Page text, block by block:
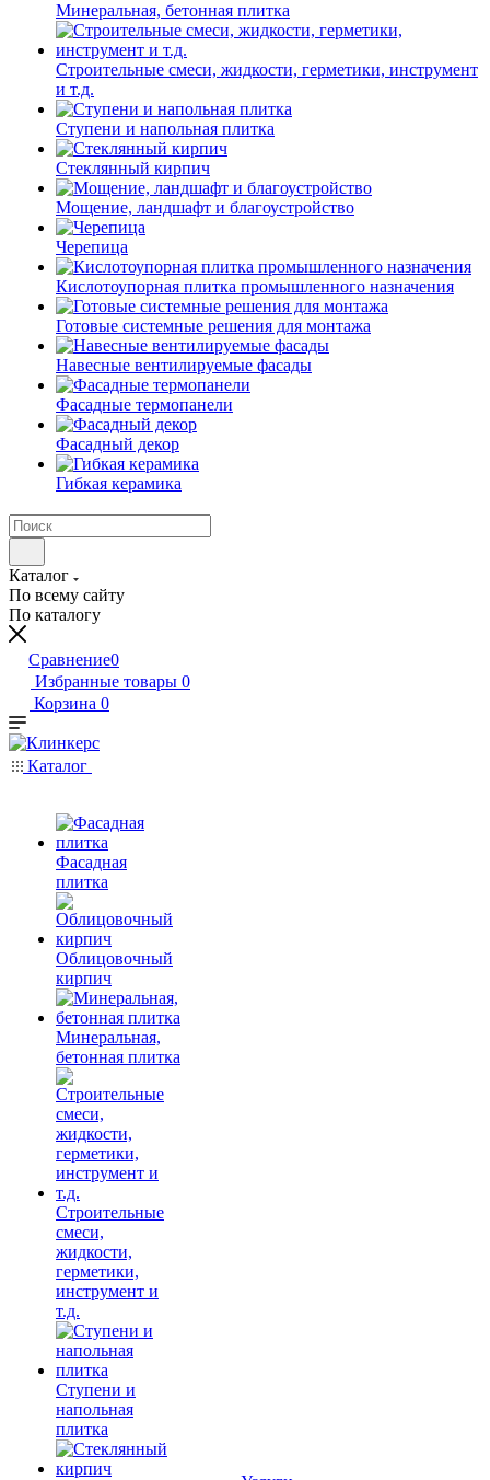
Минеральная, бетонная плитка
Строительные смеси, жидкости, герметики, инструмент
и т.д.
Ступени и напольная плитка
Cтеклянный кирпич
Мощение, ландшафт и благоустройство
Черепица
Кислотоупорная плитка промышленного назначения
Готовые системные решения для монтажа
Навесные вентилируемые фасады
Фасадные термопанели
Фасадный декор
Гибкая керамика
Каталог
По всему сайту
По каталогу
Сравнение0
Избранные товары 0
Корзина 0
Каталог
Фасадная
плитка
Облицовочный
кирпич
Минеральная,
бетонная плитка
Строительные
смеси,
жидкости,
герметики,
инструмент и
т.д.
Ступени и
напольная
плитка